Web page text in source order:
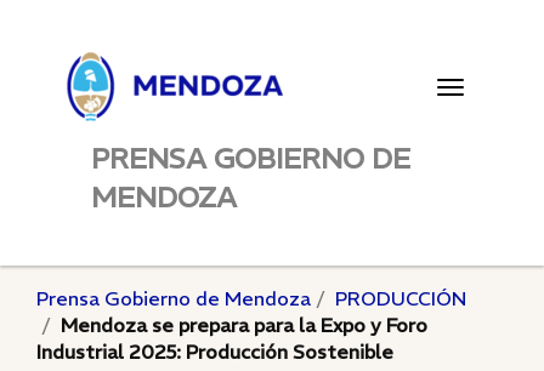
Toggle
PRENSA GOBIERNO DE
MENDOZA
Prensa Gobierno de Mendoza
PRODUCCIÓN
Mendoza se prepara para la Expo y Foro
Industrial 2025: Producción Sostenible